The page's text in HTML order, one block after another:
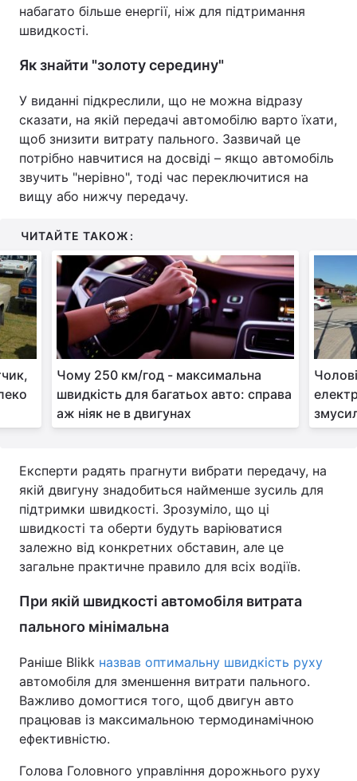
набагато більше енергії, ніж для підтримання
швидкості.
Як знайти "золоту середину"
У виданні підкреслили, що не можна відразу
сказати, на якій передачі автомобілю варто їхати,
щоб знизити витрату пального. Зазвичай це
потрібно навчитися на досвіді – якщо автомобіль
звучить "нерівно", тоді час переключитися на
вищу або нижчу передачу.
ЧИТАЙТЕ ТАКОЖ:
Чому 250 км/год - максимальна
швидкість для багатьох авто: справа
аж ніяк не в двигунах
Експерти радять прагнути вибрати передачу, на
якій двигуну знадобиться найменше зусиль для
підтримки швидкості. Зрозуміло, що ці
швидкості та оберти будуть варіюватися
залежно від конкретних обставин, але це
загальне практичне правило для всіх водіїв.
При якій швидкості автомобіля витрата
пального мінімальна
Раніше Blikk назвав оптимальну швидкість руху
автомобіля для зменшення витрати пального.
Важливо домогтися того, щоб двигун авто
працював із максимальною термодинамічною
ефективністю.
Голова Головного управління дорожнього руху